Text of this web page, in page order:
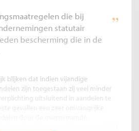
die bij
statutair
bescherming die in de
blijken dat indien vijandige
zijn toegestaan zij veel minder
uitsluitend in aandelen te